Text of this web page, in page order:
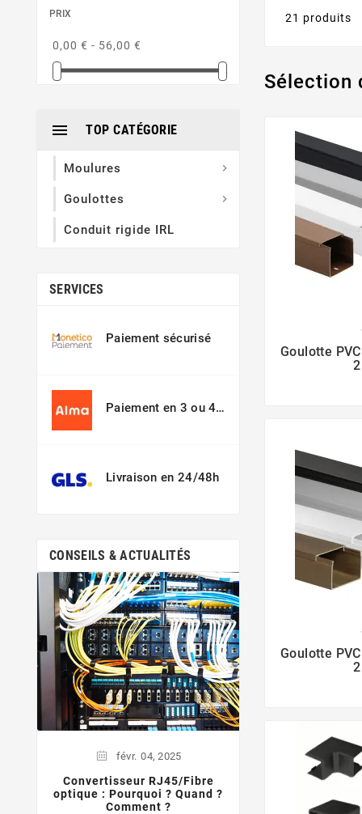
PRIX
0,00 € - 56,00 €
TOP CATÉGORIE

Moulures 
Goulottes 
Conduit rigide IRL
SERVICES
Paiement sécurisé
Paiement en 3 ou 4
Livraison en 24/48h
CONSEILS & ACTUALITÉS
févr. 04, 2025
Convertisseur RJ45/Fibre
optique : Pourquoi ? Quand ?
Comment ?
Une goulotte
un type de
de dissimuler
21 produits
Sélection
Goulotte
Goulotte